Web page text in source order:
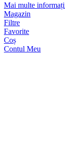
Mai multe
Magazin
Filtre
Favorite
Coș
Contul Meu